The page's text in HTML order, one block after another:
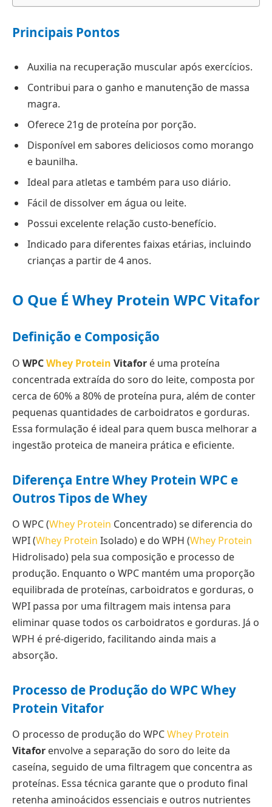
Principais Pontos
Auxilia na recuperação muscular após exercícios.
Contribui para o ganho e manutenção de massa
magra.
Oferece 21g de proteína por porção.
Disponível em sabores deliciosos como morango
e baunilha.
Ideal para atletas e também para uso diário.
Fácil de dissolver em água ou leite.
Possui excelente relação custo-benefício.
Indicado para diferentes faixas etárias, incluindo
crianças a partir de 4 anos.
O Que É Whey Protein WPC Vitafor
Definição e Composição
O WPCWhey Protein Vitafor é uma proteína
concentrada extraída do soro do leite, composta por
cerca de 60% a 80% de proteína pura, além de conter
pequenas quantidades de carboidratos e gorduras.
Essa formulação é ideal para quem busca melhorar a
ingestão proteica de maneira prática e eficiente.
Diferença Entre Whey Protein WPC e
Outros Tipos de Whey
O WPC (Whey Protein Concentrado) se diferencia do
WPI (Whey Protein Isolado) e do WPH (Whey Protein
Hidrolisado) pela sua composição e processo de
produção. Enquanto o WPC mantém uma proporção
equilibrada de proteínas, carboidratos e gorduras, o
WPI passa por uma filtragem mais intensa para
eliminar quase todos os carboidratos e gorduras. Já o
WPH é pré-digerido, facilitando ainda mais a
absorção.
Processo de Produção do WPC Whey
Protein Vitafor
O processo de produção do WPCWhey Protein
Vitafor envolve a separação do soro do leite da
caseína, seguido de uma filtragem que concentra as
proteínas. Essa técnica garante que o produto final
retenha aminoácidos essenciais e outros nutrientes